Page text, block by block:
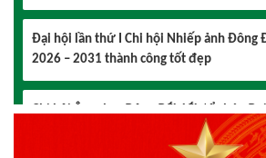
Đại hội Chi hội Văn học Đông Đắk Lắk